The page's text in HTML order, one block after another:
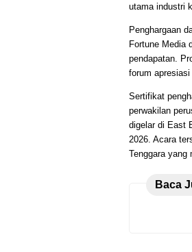
utama industri
Penghargaan
Fortune Media
pendapatan.
forum
Sertifikat
perwakilan
digelar di East
2026. Acara
Tenggara yang
Baca